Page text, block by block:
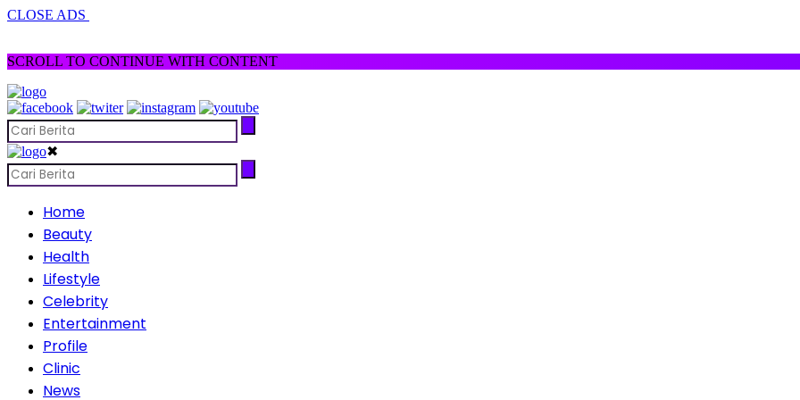
CLOSE ADS
SCROLL TO CONTINUE WITH CONTENT
✖
Home
Beauty
Health
Lifestyle
Celebrity
Entertainment
Profile
Clinic
News